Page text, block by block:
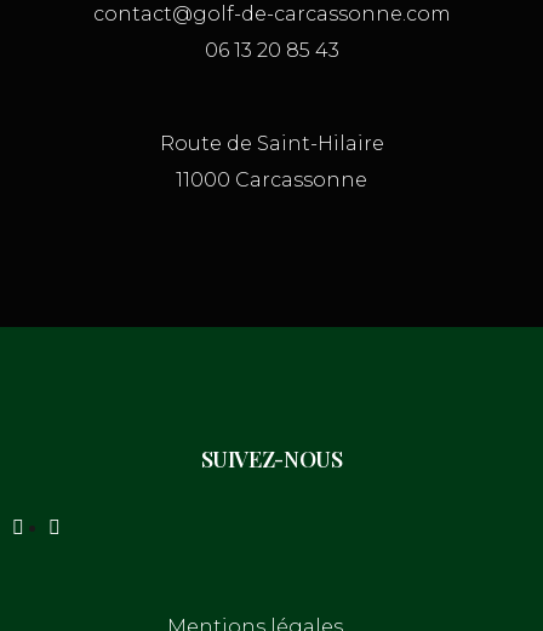
contact@golf-de-carcassonne.com
06 13 20 85 43
Route de Saint-Hilaire
11000 Carcassonne
SUIVEZ-NOUS